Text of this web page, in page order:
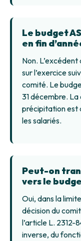
Le budget
en fin
Non.
sur l’exercice
comité. Le
31 décembre. La
précipitation est
les salariés.
Peut-on
vers le
Oui, dans la
décision du
l’article L. 2312-
inverse, du